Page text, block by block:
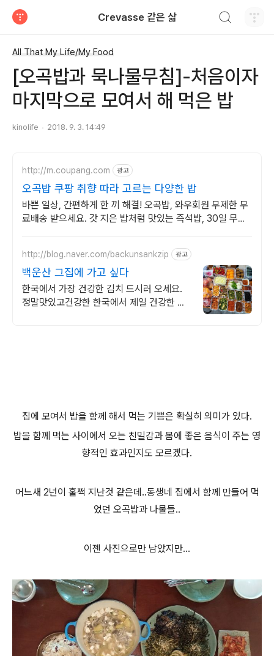
Crevasse 같은 삶
All That My Life/My Food
[오곡밥과 묵나물무침]-처음이자
마지막으로 모여서 해 먹은 밥
kinolife 2018. 9. 3. 14:49
http://m.coupang.com 광고
오곡밥 쿠팡 취향 따라 고르는 다양한 밥
바쁜 일상, 간편하게 한 끼 해결! 오곡밥, 와우회원 무제한 무
료배송 받으세요. 갓 지은 밥처럼 맛있는 즉석밥, 30일 무료
http://blog.naver.com/backunsankzip 광고
백운산 그집에 가고 싶다
한국에서 가장 건강한 김치 드시러 오세요.
정말맛있고건강한 한국에서 제일 건강한 김
집에 모여서 밥을 함께 해서 먹는 기쁨은 확실히 의미가 있다.
밥을 함께 먹는 사이에서 오는 친밀감과 몸에 좋은 음식이 주는 영
향적인 효과인지도 모르겠다.
어느새 2년이 훌쩍 지난것 같은데..동생네 집에서 함께 만들어 먹
었던 오곡밥과 나물들..
이젠 사진으로만 남았지만...